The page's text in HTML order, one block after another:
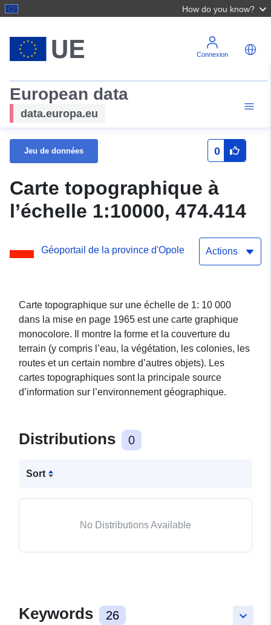
How do you know?
Connexion
European data
data.europa.eu
Jeu de données 0
Carte topographique à
l’échelle 1:10000, 474.414
Géoportail de la province d'Opole Actions
Carte topographique sur une échelle de 1: 10 000
dans la mise en page 1965 est une carte graphique
monocolore. Il montre la forme et la couverture du
terrain (y compris l’eau, la végétation, les colonies, les
routes et un certain nombre d’autres objets). Les
cartes topographiques sont la principale source
d’information sur l’environnement géographique.
Distributions 0
Sort
No Distributions Available
keyboard_arrow_down
Keywords 26